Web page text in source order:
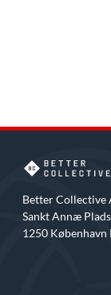
Better Collective
Sankt Annæ
1250 København